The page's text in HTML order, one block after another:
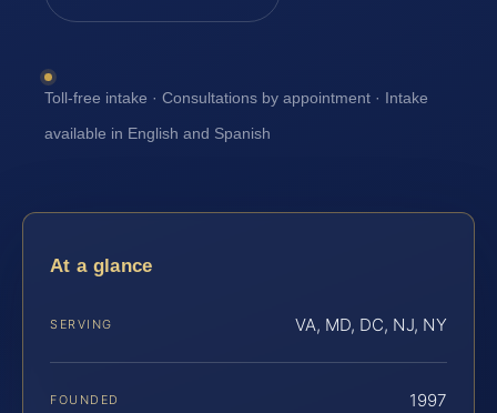
Toll-free intake · Consultations by appointment · Intake
available in English and Spanish
At a glance
SERVING VA, MD, DC, NJ, NY
FOUNDED 1997